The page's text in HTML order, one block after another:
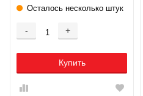
Осталось несколько штук
- +
Купить